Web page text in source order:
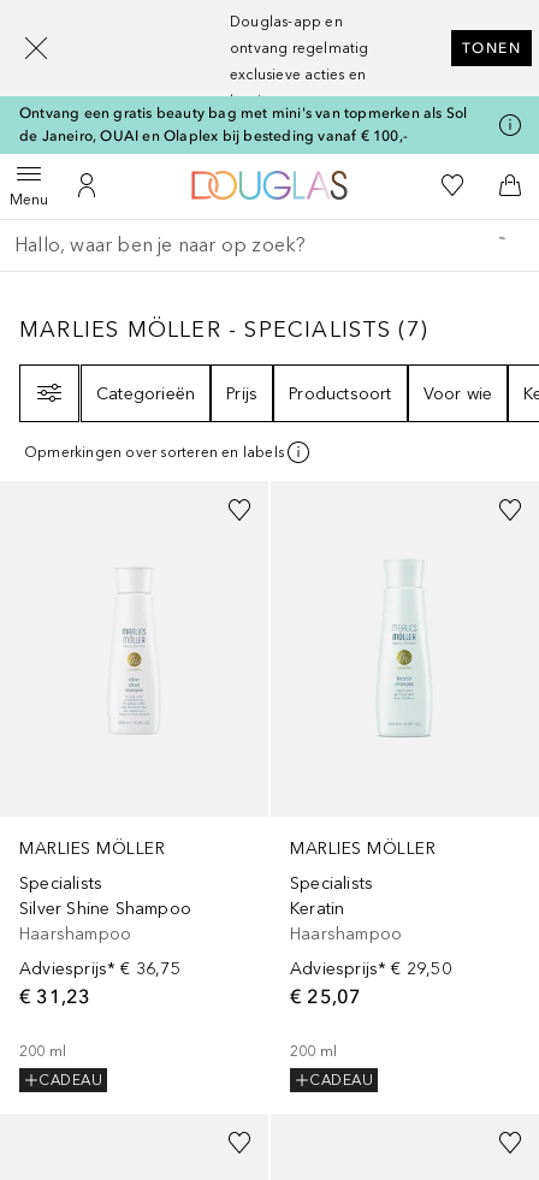
Douglas-app en
ontvang regelmatig
exclusieve acties en
kortingen
TONEN
Ontvang een gratis beauty bag met mini's van topmerken als Sol
de Janeiro, OUAI en Olaplex bij besteding vanaf € 100,-
MenuOpen menuNaar Mijn Account
Naar Douglas Home
Naar Mijn
Ga terug
Zoekopdracht uitvoeren
MARLIES MÖLLER - SPECIALISTS7
MARLIES MÖLLER - SPECIALISTS (7)
Categorieën
Prijs Productsoort Voor wie
Opmerkingen over sorteren en labels
MARLIES MÖLLER
Specialists
Silver Shine Shampoo
Haarshampoo
Adviesprijs* € 36,75
€ 31,23
200 ml
CADEAU
MARLIES MÖLLER
Specialists
Keratin
Haarshampoo
Adviesprijs* € 29,50
€ 25,07
200 ml
CADEAU
[navigation.slideout.screenreader]